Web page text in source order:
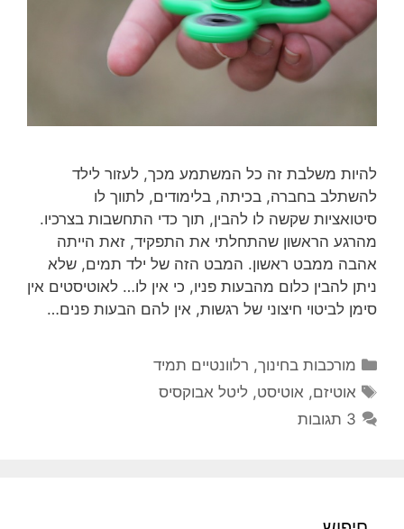
להיות משלבת זה כל המשתמע מכך, לעזור לילד
להשתלב בחברה, בכיתה, בלימודים, לתווך לו
סיטואציות שקשה לו להבין, תוך כדי התחשבות בצרכיו.
מהרגע הראשון שהתחלתי את התפקיד, זאת הייתה
אהבה ממבט ראשון. המבט הזה של ילד תמים, שלא
ניתן להבין כלום מהבעות פניו, כי אין לו… לאוטיסטים אין
סימן לביטוי חיצוני של רגשות, אין להם הבעות פנים…
קטגוריות
מורכבות בחינוך, רלוונטיים תמיד
תגיות
אוטיזם, אוטיסט, ליטל אבוקסיס
3 תגובות